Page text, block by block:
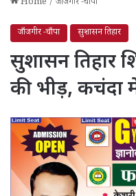
जाँजगीर -चाँपा सुशासन तिहार
सुशासन तिहार
की भीड़, कचंदा